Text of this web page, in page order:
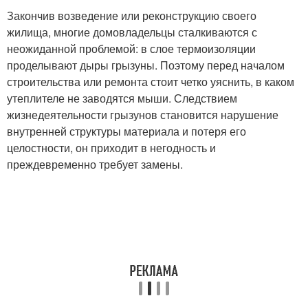
Закончив возведение или реконструкцию своего
жилища, многие домовладельцы сталкиваются с
неожиданной проблемой: в слое термоизоляции
проделывают дыры грызуны. Поэтому перед началом
строительства или ремонта стоит четко уяснить, в каком
утеплителе не заводятся мыши. Следствием
жизнедеятельности грызунов становится нарушение
внутренней структуры материала и потеря его
целостности, он приходит в негодность и
преждевременно требует замены.